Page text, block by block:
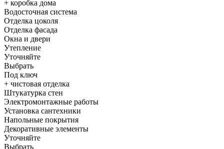
+ коробка дома
Водосточная система
Отделка цоколя
Отделка фасада
Окна и двери
Утепление
Уточняйте
Выбрать
Под ключ
+ чистовая отделка
Штукатурка стен
Электромонтажные работы
Установка сантехники
Напольные покрытия
Декоративные элементы
Уточняйте
Выбрать